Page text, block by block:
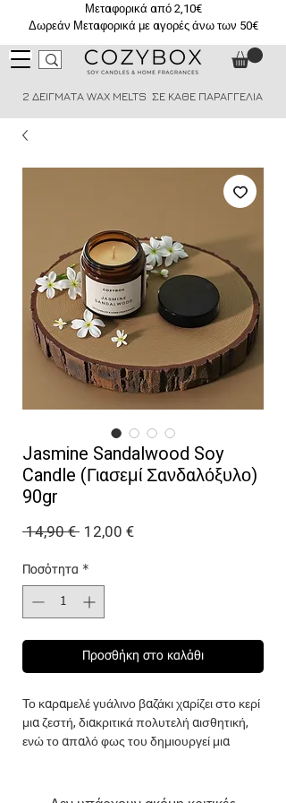
Μεταφορικά από 2,10€
Δωρεάν Μεταφορικά με αγορές άνω των 50€
2 ΔΕΙΓΜΑΤΑ WAX MELTS ΣΕ ΚΑΘΕ ΠΑΡΑΓΓΕΛΙΑ
Jasmine Sandalwood Soy
Candle (Γιασεμί Σανδαλόξυλο)
90gr
14,90 € Κανονική
12,00 €Τιμή
Ποσότητα *
Προσθήκη στο καλάθι
Το καραμελέ γυάλινο βαζάκι χαρίζει στο κερί
μια ζεστή, διακριτικά πολυτελή αισθητική,
ενώ το απαλό φως του δημιουργεί μια
Το άρωμαJasmine Sandalwoodείναι μια